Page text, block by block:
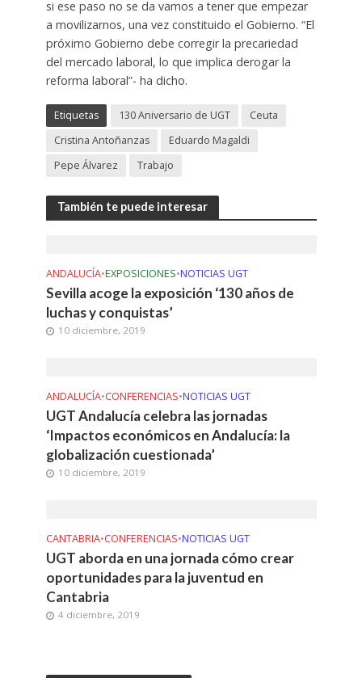
si ese paso no se da vamos a tener que empezar
a movilizarnos, una vez constituido el Gobierno. “El
próximo Gobierno debe corregir la precariedad
del mercado laboral, lo que implica derogar la
reforma laboral”- ha dicho.
Etiquetas 130 Aniversario de UGT
Ceuta
Cristina Antoñanzas
Eduardo Magaldi
Pepe Álvarez
Trabajo
También te puede interesar
ANDALUCÍA•EXPOSICIONES•NOTICIAS UGT
Sevilla acoge la exposición ‘130 años de
luchas y conquistas’
10 diciembre, 2019
ANDALUCÍA•CONFERENCIAS•NOTICIAS UGT
UGT Andalucía celebra las jornadas
‘Impactos económicos en Andalucía: la
globalización cuestionada’
10 diciembre, 2019
CANTABRIA•CONFERENCIAS•NOTICIAS UGT
UGT aborda en una jornada cómo crear
oportunidades para la juventud en
Cantabria
4 diciembre, 2019